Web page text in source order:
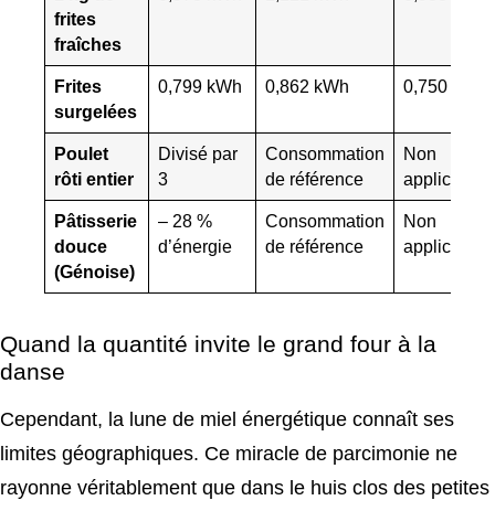
frites
fraîches
Frites
surgelées
0,799 kWh 0,862 kWh 0,750 kWh
Poulet
rôti entier
Divisé par
3
Consommation
de référence
Non
applicable
Pâtisserie
douce
(Génoise)
– 28 %
d’énergie
Consommation
de référence
Non
applicable
Quand la quantité invite le grand four à la
danse
Cependant, la lune de miel énergétique connaît ses
limites géographiques. Ce miracle de parcimonie ne
rayonne véritablement que dans le huis clos des petites